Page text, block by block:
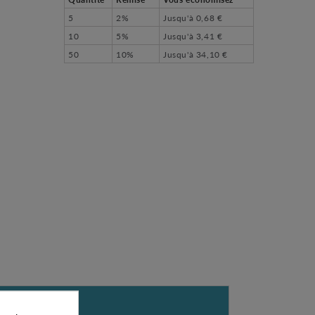
5
2% Jusqu'à 0,68 €
10
5% Jusqu'à 3,41 €
50
10% Jusqu'à 34,10 €